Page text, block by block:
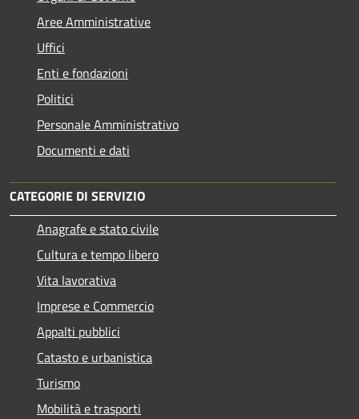
Aree Amministrative
Uffici
Enti e fondazioni
Politici
Personale Amministrativo
Documenti e dati
CATEGORIE DI SERVIZIO
Anagrafe e stato civile
Cultura e tempo libero
Vita lavorativa
Imprese e Commercio
Appalti pubblici
Catasto e urbanistica
Turismo
Mobilità e trasporti